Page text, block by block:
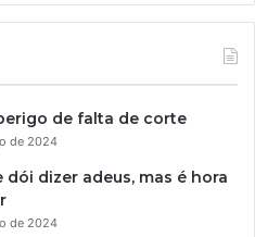
de falta de corte
de 2024
dói dizer adeus, mas é hora
de 2024